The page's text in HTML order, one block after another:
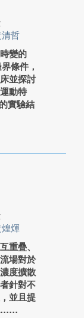
清哲
變的
條件，
並探討
動特
實驗結
煌煇
重疊、
場對於
度擴散
針對不
並且提